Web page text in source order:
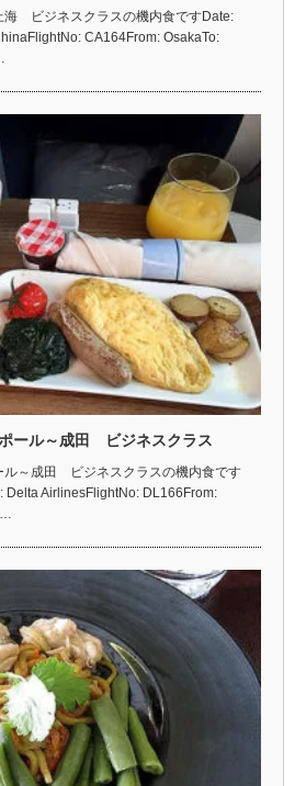
ビジネスクラスの機内食ですDate:
CA164From: OsakaTo:
ール～成田 ビジネスクラス
～成田 ビジネスクラスの機内食です
Delta AirlinesFlightNo: DL166From: